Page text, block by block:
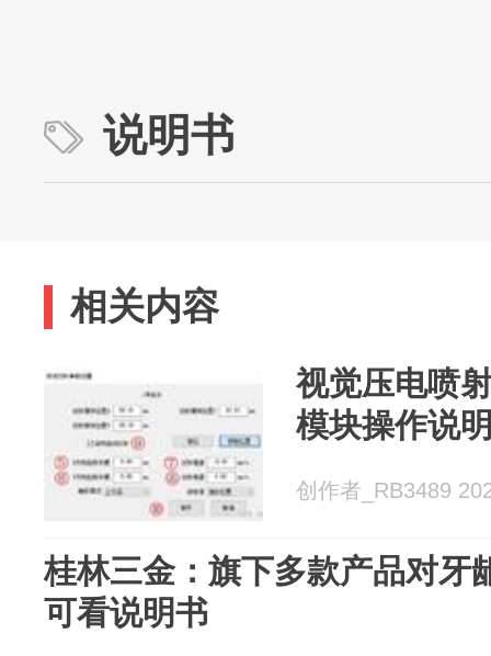
说明书
相关内容
视觉压电喷
模块操作说
创作者_RB3489
桂林三金：旗下多款产品对牙
可看说明书